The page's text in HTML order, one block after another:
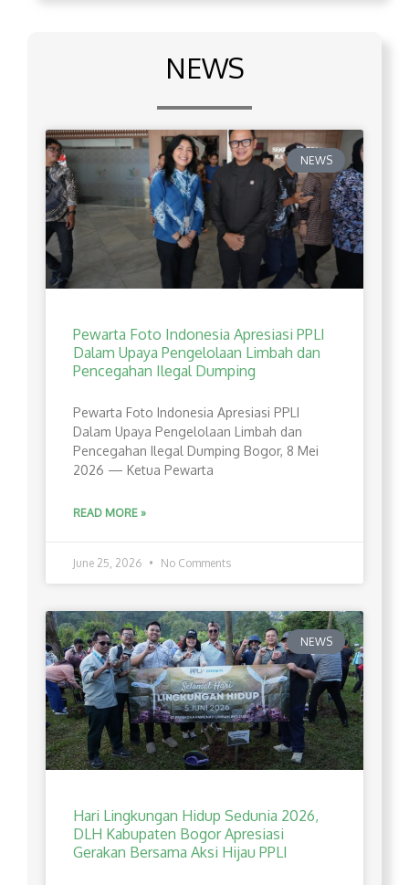
NEWS
NEWS
Pewarta Foto Indonesia Apresiasi PPLI
Dalam Upaya Pengelolaan Limbah dan
Pencegahan Ilegal Dumping
Pewarta Foto Indonesia Apresiasi PPLI
Dalam Upaya Pengelolaan Limbah dan
Pencegahan Ilegal Dumping Bogor, 8 Mei
2026 — Ketua Pewarta
READ MORE »
June 25, 2026 No Comments
NEWS
Hari Lingkungan Hidup Sedunia 2026,
DLH Kabupaten Bogor Apresiasi
Gerakan Bersama Aksi Hijau PPLI